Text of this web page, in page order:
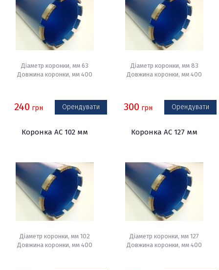
Діаметр коронки, мм 63
Довжина коронки, мм 400
240 грн Орендувати
Діаметр коронки, мм 83
Довжина коронки, мм 400
300 грн Орендувати
Коронка АС 102 мм
Діаметр коронки, мм 102
Довжина коронки, мм 400
Коронка АС 127 мм
Діаметр коронки, мм 127
Довжина коронки, мм 400